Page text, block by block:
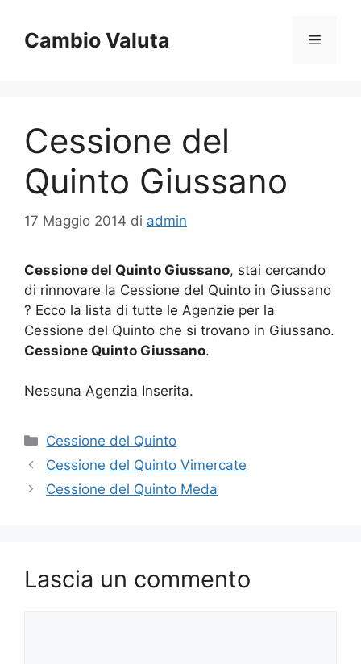
contenuto
Cambio Valuta Menu
Cessione del
Quinto Giussano
17 Maggio 2014 di admin
Cessione del Quinto Giussano, stai cercando
di rinnovare la Cessione del Quinto in Giussano
? Ecco la lista di tutte le Agenzie per la
Cessione del Quinto che si trovano in Giussano.
Cessione Quinto Giussano.
Nessuna Agenzia Inserita.
Categorie
Cessione del Quinto
Cessione del Quinto Vimercate
Cessione del Quinto Meda
Lascia un commento